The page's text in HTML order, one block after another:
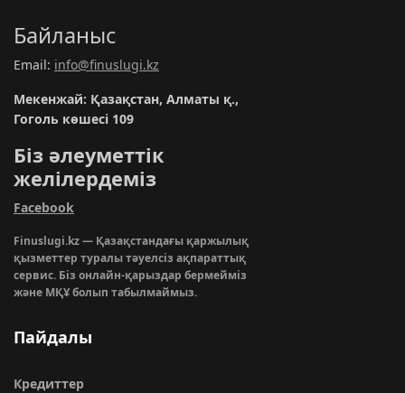
Байланыс
Email: info@finuslugi.kz
Мекенжай: Қазақстан, Алматы қ.,
Гоголь көшесі 109
Біз әлеуметтік
желілердеміз
Facebook
Finuslugi.kz — Қазақстандағы қаржылық
қызметтер туралы тәуелсіз ақпараттық
сервис. Біз онлайн-қарыздар бермейміз
және МҚҰ болып табылмаймыз.
Пайдалы
Кредиттер